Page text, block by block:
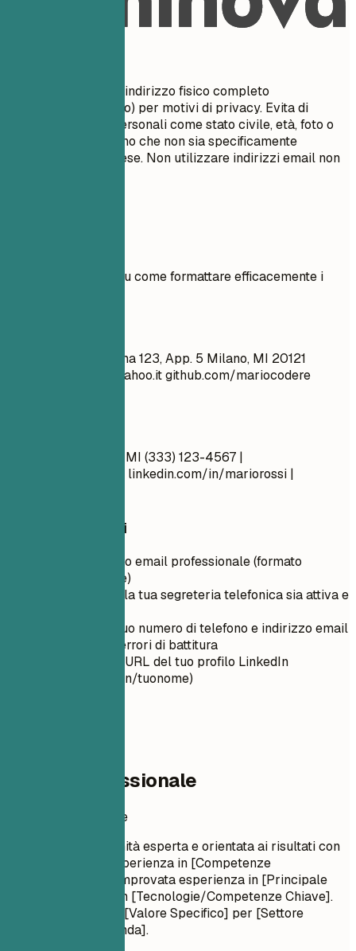
Non includere il tuo indirizzo fisico completo
(numero/nome civico) per motivi di privacy. Evita di
includere dettagli personali come stato civile, età, foto o
codice fiscale, a meno che non sia specificamente
richiesto nel tuo paese. Non utilizzare indirizzi email non
Vedi esempi chiari su come formattare efficacemente i
Mario Rossi Via Roma 123, App. 5 Milano, MI 20121
bel_ragazzo_99@yahoo.itgithub.com/mariocodere
Mario Rossi Milano, MI (333) 123-4567 |
linkedin.com/in/mariorossi |
Consigli rapidi
Usa un indirizzo email professionale (formato
nome.cognome)
Assicurati che la tua segreteria telefonica sia attiva e
Ricontrolla il tuo numero di telefono e indirizzo email
per eventuali errori di battitura
Personalizza l'URL del tuo profilo LinkedIn
(linkedin.com/in/tuonome)
Profilo professionale
Profilo professionale
Auditrice di Conformità esperta e orientata ai risultati con
[Numero] anni di esperienza in [Competenze
Chiave/Settori]. Comprovata esperienza in [Principale
Risultato]. Esperta in [Tecnologie/Competenze Chiave].
Impegnata a fornire [Valore Specifico] per [Settore
Target/Tipo di Azienda].